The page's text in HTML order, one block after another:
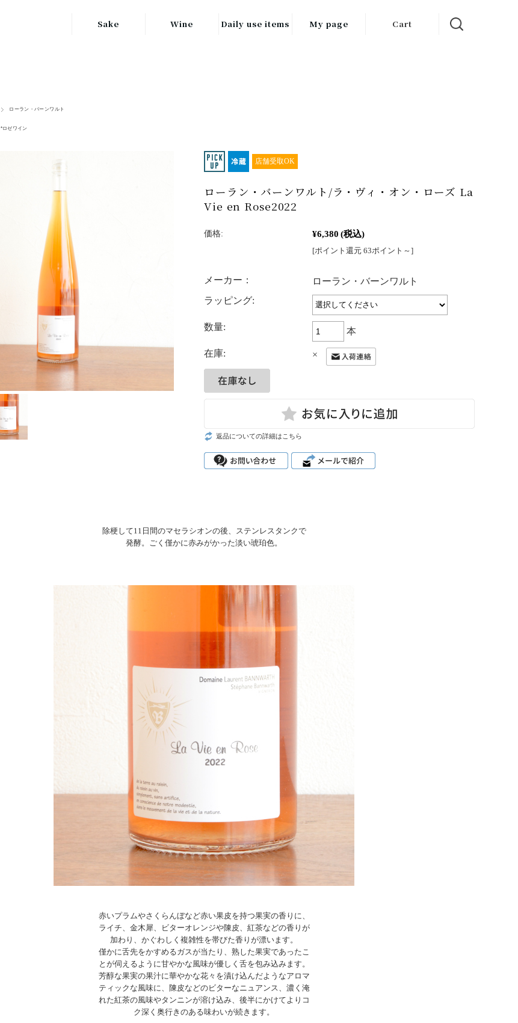
Sake Wine
GERMANY
Daily use items
グラス・酒器・
ヘルスケア
My page Cart
ローラン・バーンワルト
*ロゼワイン
店舗受取OK
ローラン・バーンワルト/ラ・ヴィ・オン・ローズ La
Vie en Rose2022
価格: ¥6,380 (税込)
[ポイント還元 63ポイント～]
メーカー：
ローラン・バーンワルト
ラッピング:
数量: 本
在庫: ×
返品についての詳細はこちら
除梗して11日間のマセラシオンの後、ステンレスタンクで
発酵。ごく僅かに赤みがかった淡い琥珀色。
赤いプラムやさくらんぼなど赤い果皮を持つ果実の香りに、
ライチ、金木犀、ビターオレンジや陳皮、紅茶などの香りが
加わり、かぐわしく複雑性を帯びた香りが漂います。
僅かに舌先をかすめるガスが当たり、熟した果実であったこ
とが伺えるように甘やかな風味が優しく舌を包み込みます。
芳醇な果実の果汁に華やかな花々を漬け込んだようなアロマ
ティックな風味に、陳皮などのビターなニュアンス、濃く淹
れた紅茶の風味やタンニンが溶け込み、後半にかけてよりコ
ク深く奥行きのある味わいが続きます。